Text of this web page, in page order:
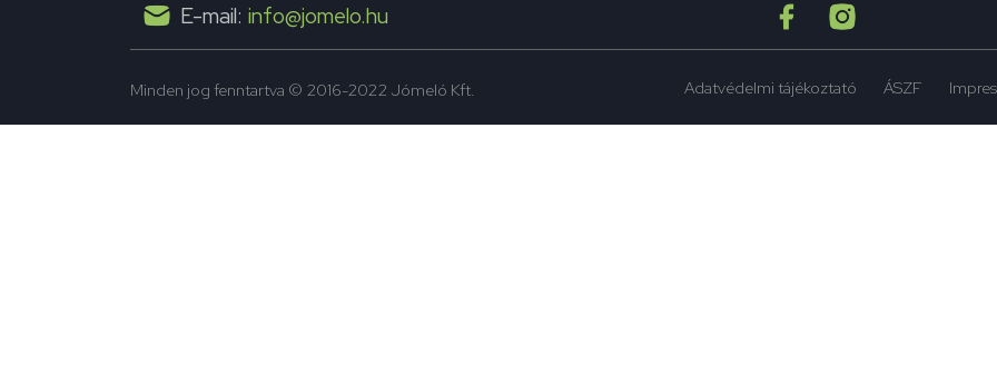
E-mail: info@jomelo.hu
Minden jog fenntartva © 2016-2022 Jómeló Kft. Adatvédelmi tájékoztató ÁSZF